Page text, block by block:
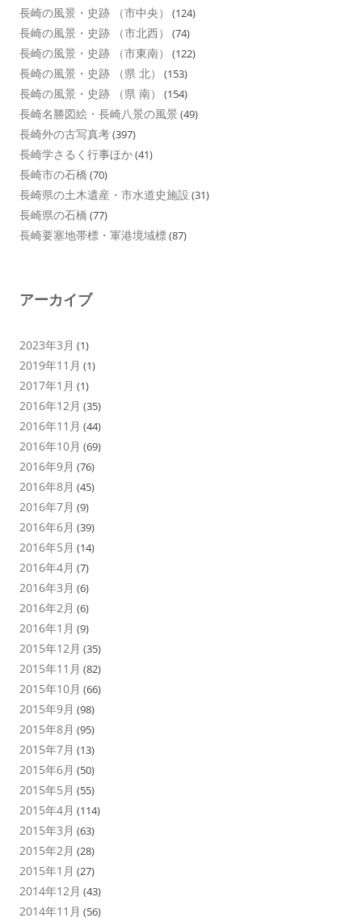
長崎の風景・史跡 （市中央） (124)
長崎の風景・史跡 （市北西） (74)
長崎の風景・史跡 （市東南） (122)
長崎の風景・史跡 （県 北） (153)
長崎の風景・史跡 （県 南） (154)
長崎名勝図絵・長崎八景の風景 (49)
長崎外の古写真考(397)
長崎学さるく行事ほか(41)
長崎市の石橋 (70)
長崎県の土木遺産・市水道史施設 (31)
長崎県の石橋 (77)
長崎要塞地帯標・軍港境域標(87)
アーカイブ
2023年3月 (1)
2019年11月 (1)
2017年1月 (1)
2016年12月 (35)
2016年11月 (44)
2016年10月 (69)
2016年9月 (76)
2016年8月 (45)
2016年7月 (9)
2016年6月 (39)
2016年5月 (14)
2016年4月 (7)
2016年3月 (6)
2016年2月 (6)
2016年1月 (9)
2015年12月 (35)
2015年11月 (82)
2015年10月 (66)
2015年9月 (98)
2015年8月 (95)
2015年7月 (13)
2015年6月 (50)
2015年5月 (55)
2015年4月 (114)
2015年3月 (63)
2015年2月 (28)
2015年1月 (27)
2014年12月 (43)
2014年11月 (56)